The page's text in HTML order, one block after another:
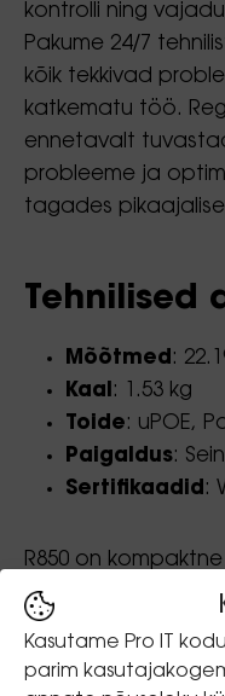
Kasutame Pro IT
parim
kontrolli ning
Pakume 24/7
kõik tekkivad
katkematu töö.
ennetavalt
probleeme ja
tagades
Tehnilised
Mõõtmed :
Kaal : 1.53 kg
Toide: uPOE,
Paigaldus:
Sertifikaadid :
R850 on
erinevate
mõõtmed ja kaal
seda nii seinale kui
kaasasolevat